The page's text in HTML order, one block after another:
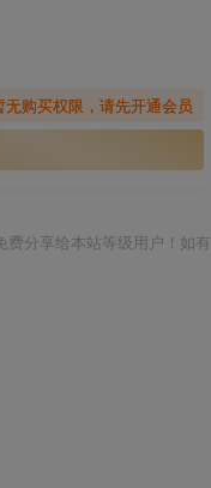
无购买权限，请先开通会员
分享给本站等级用户！如有